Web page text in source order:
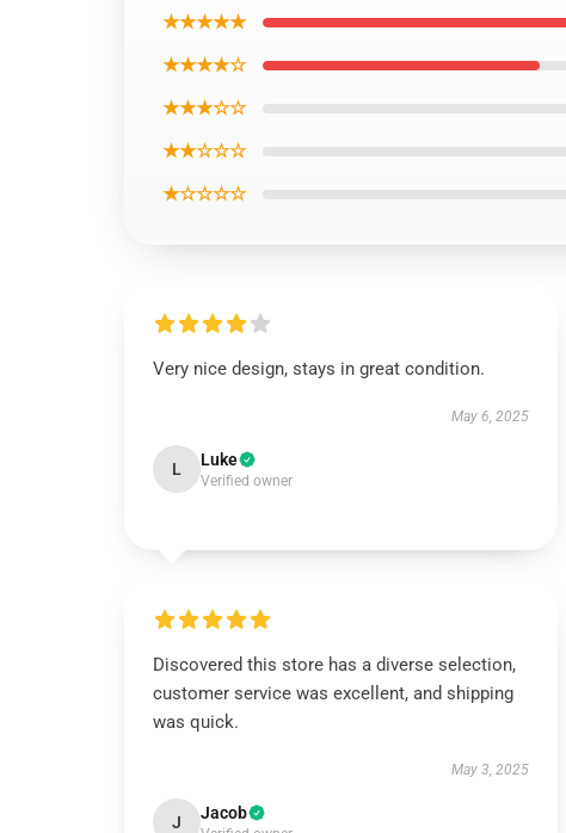
★★★★★
★★★★☆
★★★☆☆
★★☆☆☆
★☆☆☆☆
Very nice design, stays in great condition.
May 6, 2025
L Luke
Verified owner
Discovered this store has a diverse selection,
customer service was excellent, and shipping
was quick.
May 3, 2025
J Jacob